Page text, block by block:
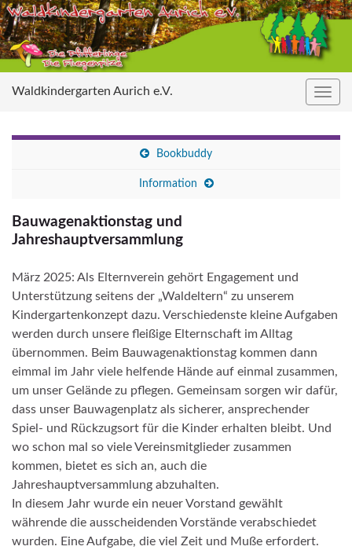
Waldkindergarten Aurich e.V.
Bookbuddy
Information
Bauwagenaktionstag und
Jahreshauptversammlung
März 2025: Als Elternverein gehört Engagement und
Unterstützung seitens der „Waldeltern“ zu unserem
Kindergartenkonzept dazu. Verschiedenste kleine Aufgaben
werden durch unsere fleißige Elternschaft im Alltag
übernommen. Beim Bauwagenaktionstag kommen dann
eimmal im Jahr viele helfende Hände auf einmal zusammen,
um unser Gelände zu pflegen. Gemeinsam sorgen wir dafür,
dass unser Bauwagenplatz als sicherer, ansprechender
Spiel- und Rückzugsort für die Kinder erhalten bleibt. Und
wo schon mal so viele Vereinsmitglieder zusammen
kommen, bietet es sich an, auch die
Jahreshauptversammlung abzuhalten.
In diesem Jahr wurde ein neuer Vorstand gewählt
währende die ausscheidenden Vorstände verabschiedet
wurden. Eine Aufgabe, die viel Zeit und Muße erfordert.